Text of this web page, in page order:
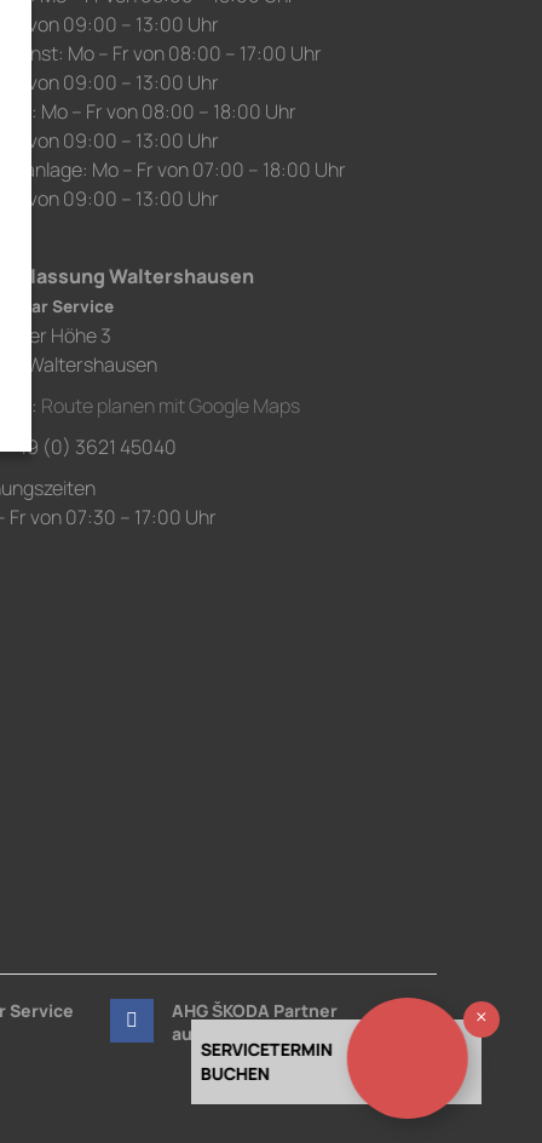
SERVICETERMIN
BUCHEN
Sa von 09:00 – 13:00 Uhr
Mo – Fr von 08:00 – 17:00 Uhr
Sa von 09:00 – 13:00 Uhr
Mo – Fr von 08:00 – 18:00 Uhr
Sa von 09:00 – 13:00 Uhr
Mo – Fr von 07:00 – 18:00 Uhr
Sa von 09:00 – 13:00 Uhr
Waltershausen
Car Service
Höhe 3
Waltershausen
Route planen mit Google Maps
+49 (0) 3621 45040
Fr von 07:30 – 17:00 Uhr
Service
AHG ŠKODA Partner
auf Facebook